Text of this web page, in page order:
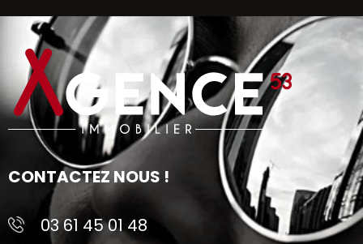
CONTACTEZ NOUS !
03 61 45 01 48